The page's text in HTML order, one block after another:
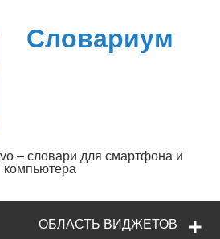
Словариум
– словари для смартфона и
компьютера
ОБЛАСТЬ ВИДЖЕТОВ